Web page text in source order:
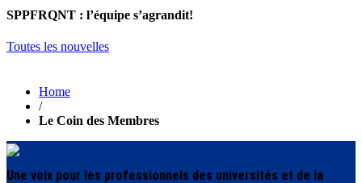
SPPFRQNT : l’équipe s’agrandit!
Toutes les nouvelles
Home
/
Le Coin des Membres
Une voix pour les professionnels des universités et de la